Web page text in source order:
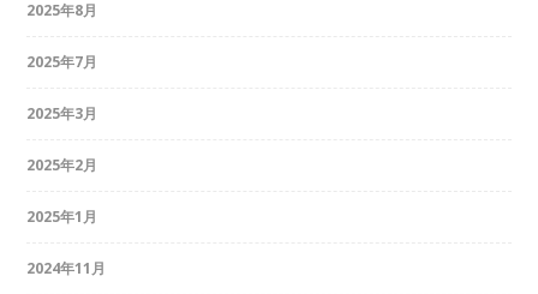
2025年8月
2025年7月
2025年3月
2025年2月
2025年1月
2024年11月